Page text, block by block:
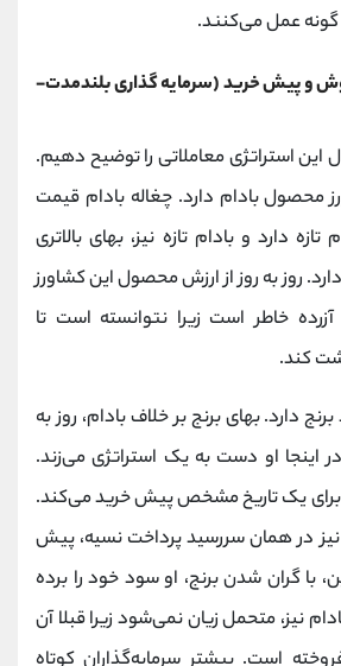
گونه عمل می‌کنند.
و پیش خرید (سرمایه گذاری بلندمدت-
این استراتژی معاملاتی را توضیح دهیم.
بادام دارد. چغاله بادام قیمت
دارد و بادام تازه نیز، بهای بالاتری
روز به روز از ارزش محصول این کشاورز
خاطر است زیرا نتوانسته است تا
کند.
دارد. بهای برنج بر خلاف بادام، روز به
اینجا او دست به یک استراتژی می‌زند.
برای یک تاریخ مشخص پیش خرید می‌کند.
نیز در همان سررسید پرداخت نسیه، پیش
با گران شدن برنج، او سود خود را برده
نیز، متحمل زیان نمی‌شود زیرا قبلا آن